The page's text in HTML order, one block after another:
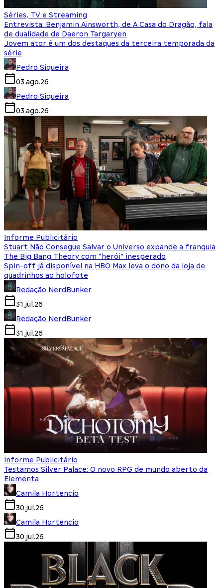
Séries, TV e Streaming
Entrevista: Benjamin Ainsworth, de A Casa do Dragão, fala
de dualidade de Daeron Targaryen
Jovem ator é um dos destaques da terceira temporada da
série
Pedro Siqueira
03.ago.26
Pedro Siqueira
03.ago.26
Informe Publicitário
Stuart Não Consegue Salvar o Universo expande a franquia
The Big Bang Theory com “herói” inesperado
Spin-off já disponível na HBO Max leva o dono da loja de
quadrinhos ao holofote
Redação NerdBunker
31.jul.26
Redação NerdBunker
31.jul.26
Informe Publicitário
Testamos Silver Palace: O novo RPG de mundo aberto da
Elementa
Camila Hortencio
30.jul.26
Camila Hortencio
30.jul.26